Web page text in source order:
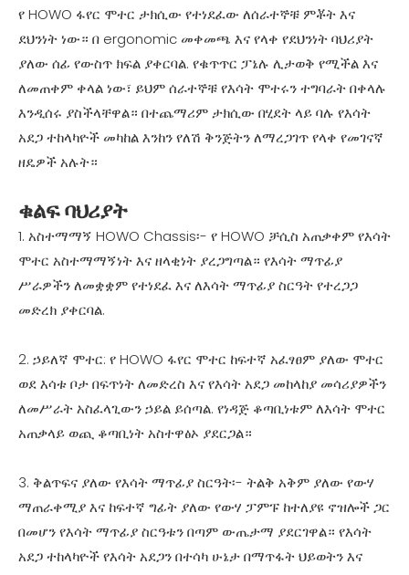
የ HOWO ፋየር ሞተር ታክሲው የተነደፈው ለሰራተኞቹ ምቾት እና
ደህንነት ነው። በ ergonomic መቀመጫ እና የላቀ የደህንነት ባህሪያት
ያለው ሰፊ የውስጥ ክፍል ያቀርባል. የቁጥጥር ፓኔሉ ሊታወቅ የሚችል እና
ለመጠቀም ቀላል ነው፣ ይህም ሰራተኞቹ የእሳት ሞተሩን ተግባራት በቀላሉ
እንዲሰሩ ያስችላቸዋል። በተጨማሪም ታክሲው በሂደት ላይ ባሉ የእሳት
አደጋ ተከላካዮች መካከል እንከን የለሽ ቅንጅትን ለማረጋገጥ የላቀ የመገናኛ
ዘዴዎች አሉት።
ቁልፍ ባህሪያት
1. አስተማማኝ HOWO Chassis፡- የ HOWO ቻሲስ አጠቃቀም የእሳት
ሞተር አስተማማኝነት እና ዘላቂነት ያረጋግጣል። የእሳት ማጥፊያ
ሥራዎችን ለመቋቋም የተነደፈ እና ለእሳት ማጥፊያ ስርዓት የተረጋጋ
መድረክ ያቀርባል.
2. ኃይለኛ ሞተር: የ HOWO ፋየር ሞተር ከፍተኛ አፈፃፀም ያለው ሞተር
ወደ እሳቱ ቦታ በፍጥነት ለመድረስ እና የእሳት አደጋ መከላከያ መሳሪያዎችን
ለመሥራት አስፈላጊውን ኃይል ይሰጣል. የነዳጅ ቆጣቢነቱም ለእሳት ሞተር
አጠቃላይ ወጪ ቆጣቢነት አስተዋፅኦ ያደርጋል።
3. ቅልጥፍና ያለው የእሳት ማጥፊያ ስርዓት፡- ትልቅ አቅም ያለው የውሃ
ማጠራቀሚያ እና ከፍተኛ ግፊት ያለው የውሃ ፓምፑ ከተለያዩ ኖዝሎች ጋር
በመሆን የእሳት ማጥፊያ ስርዓቱን በጣም ውጤታማ ያደርገዋል። የእሳት
አደጋ ተከላካዮች የእሳት አደጋን በተሳካ ሁኔታ በማጥፋት ህይወትን እና